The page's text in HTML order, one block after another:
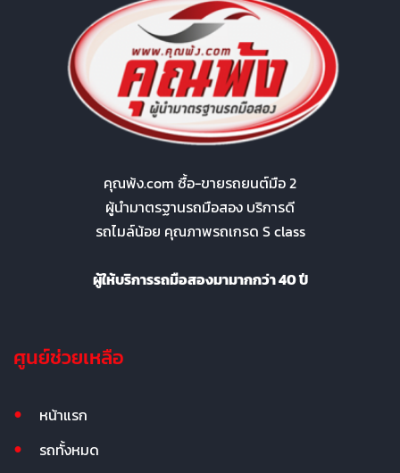
คุณพ้ง.com ซื้อ-ขายรถยนต์มือ 2
ผู้นำมาตรฐานรถมือสอง บริการดี
รถไมล์น้อย คุณภาพรถเกรด S class
ผู้ให้บริการรถมือสองมามากกว่า 40 ปี
ศูนย์ช่วยเหลือ
หน้าแรก
รถทั้งหมด